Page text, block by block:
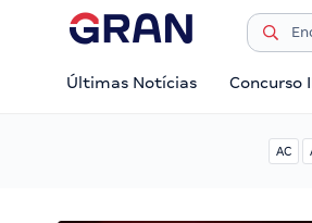
Últimas Notícias Concurso
AC